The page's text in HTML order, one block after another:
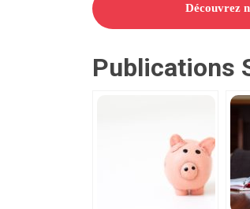
Découvrez
Publications